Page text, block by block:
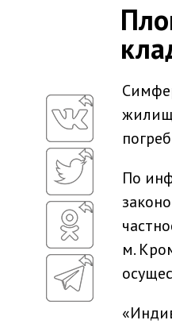
По
м.